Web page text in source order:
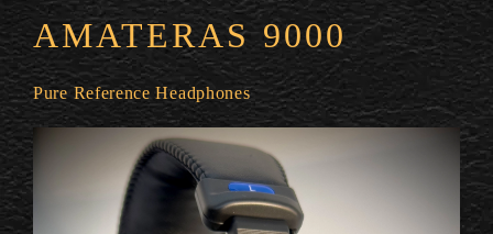
AMATERAS 9000
Pure Reference Headphones